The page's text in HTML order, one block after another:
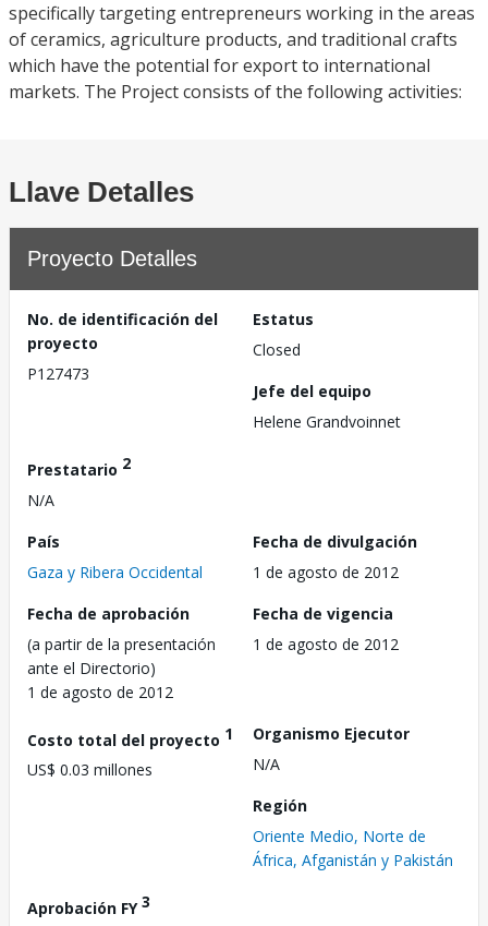
specifically targeting entrepreneurs working in the areas
of ceramics, agriculture products, and traditional crafts
which have the potential for export to international
markets. The Project consists of the following activities:
Llave Detalles
Proyecto Detalles
No. de identificación del
proyecto
P127473
Estatus
Closed
Jefe del equipo
Helene Grandvoinnet
Prestatario 2
N/A
País
Gaza y Ribera Occidental
Fecha de divulgación
1 de agosto de 2012
Fecha de aprobación
(a partir de la presentación
ante el Directorio)
1 de agosto de 2012
Fecha de vigencia
1 de agosto de 2012
Costo total del proyecto 1
US$ 0.03 millones
Organismo Ejecutor
N/A
Región
Oriente Medio, Norte de
África, Afganistán y Pakistán
Aprobación FY3